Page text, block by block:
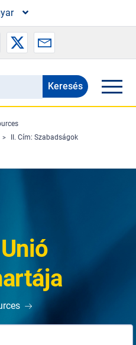
II. Cím: Szabadságok
Unió